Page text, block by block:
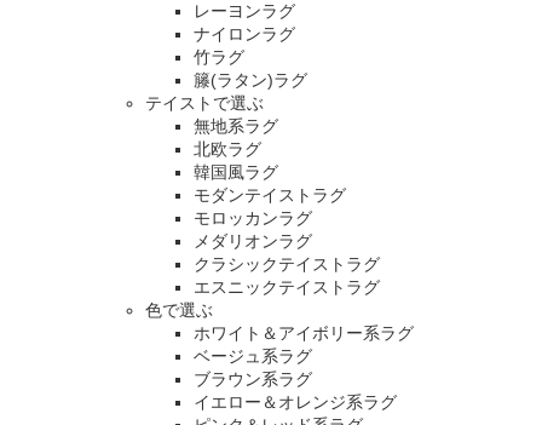
レーヨンラグ
ナイロンラグ
竹ラグ
籐(ラタン)ラグ
テイストで選ぶ
無地系ラグ
北欧ラグ
韓国風ラグ
モダンテイストラグ
モロッカンラグ
メダリオンラグ
クラシックテイストラグ
エスニックテイストラグ
色で選ぶ
ホワイト＆アイボリー系ラグ
ベージュ系ラグ
ブラウン系ラグ
イエロー＆オレンジ系ラグ